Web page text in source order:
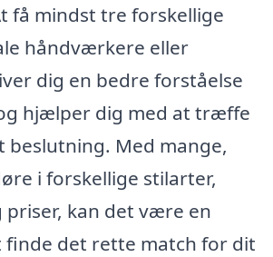
få mindst tre forskellige
håndværkere eller
dig en bedre forståelse
hjælper dig med at træffe
beslutning. Med mange,
i forskellige stilarter,
kan det være en
det rette match for dit